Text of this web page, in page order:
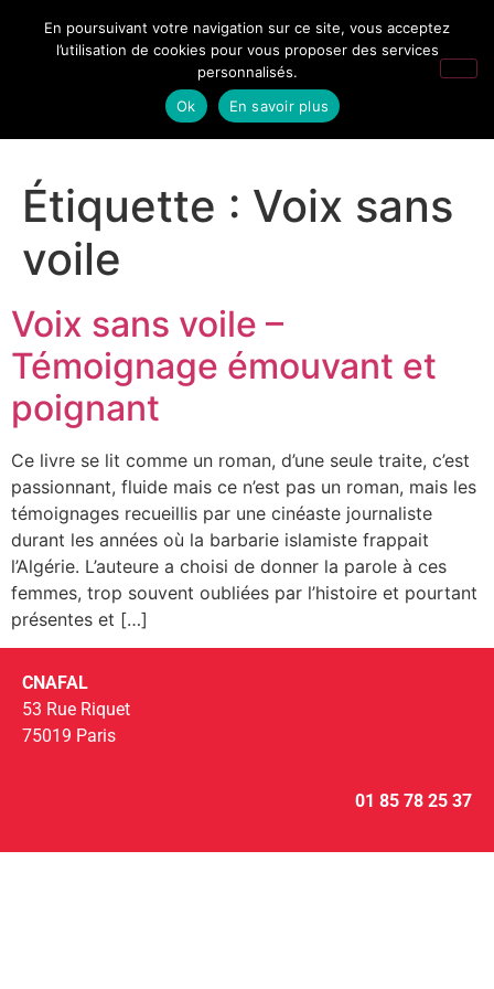
Étiquette : Voix sans
voile
Voix sans voile –
Témoignage émouvant et
poignant
Ce livre se lit comme un roman, d’une seule traite, c’est
passionnant, fluide mais ce n’est pas un roman, mais les
témoignages recueillis par une cinéaste journaliste
durant les années où la barbarie islamiste frappait
l’Algérie. L’auteure a choisi de donner la parole à ces
femmes, trop souvent oubliées par l’histoire et pourtant
présentes et […]
CNAFAL
53 Rue Riquet
75019 Paris
01 85 78 25 37
En poursuivant votre navigation sur ce site, vous acceptez
l’utilisation de cookies pour vous proposer des services
personnalisés.
Ok
En savoir plus